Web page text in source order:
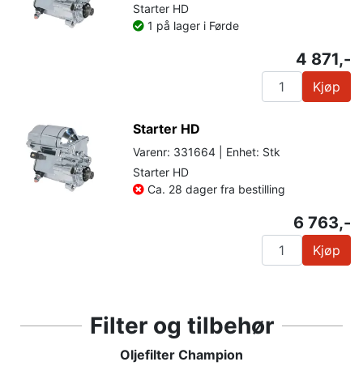
Starter HD
1 på lager i Førde
4 871,-
Kjøp
Starter HD
Varenr: 331664 | Enhet: Stk
Starter HD
Ca. 28 dager fra bestilling
6 763,-
Kjøp
Filter og tilbehør
Oljefilter Champion